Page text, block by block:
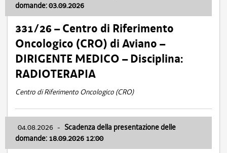
domande: 03.09.2026
331/26 – Centro di Riferimento
Oncologico (CRO) di Aviano –
DIRIGENTE MEDICO – Disciplina:
RADIOTERAPIA
Centro di Riferimento Oncologico (CRO)
04.08.2026 - Scadenza della presentazione delle
domande: 18.09.2026 12:00